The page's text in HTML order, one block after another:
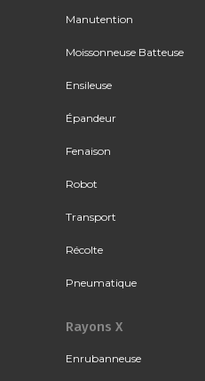
Manutention
Moissonneuse Batteuse
Ensileuse
Épandeur
Fenaison
Robot
Transport
Récolte
Pneumatique
Rayons X
Enrubanneuse